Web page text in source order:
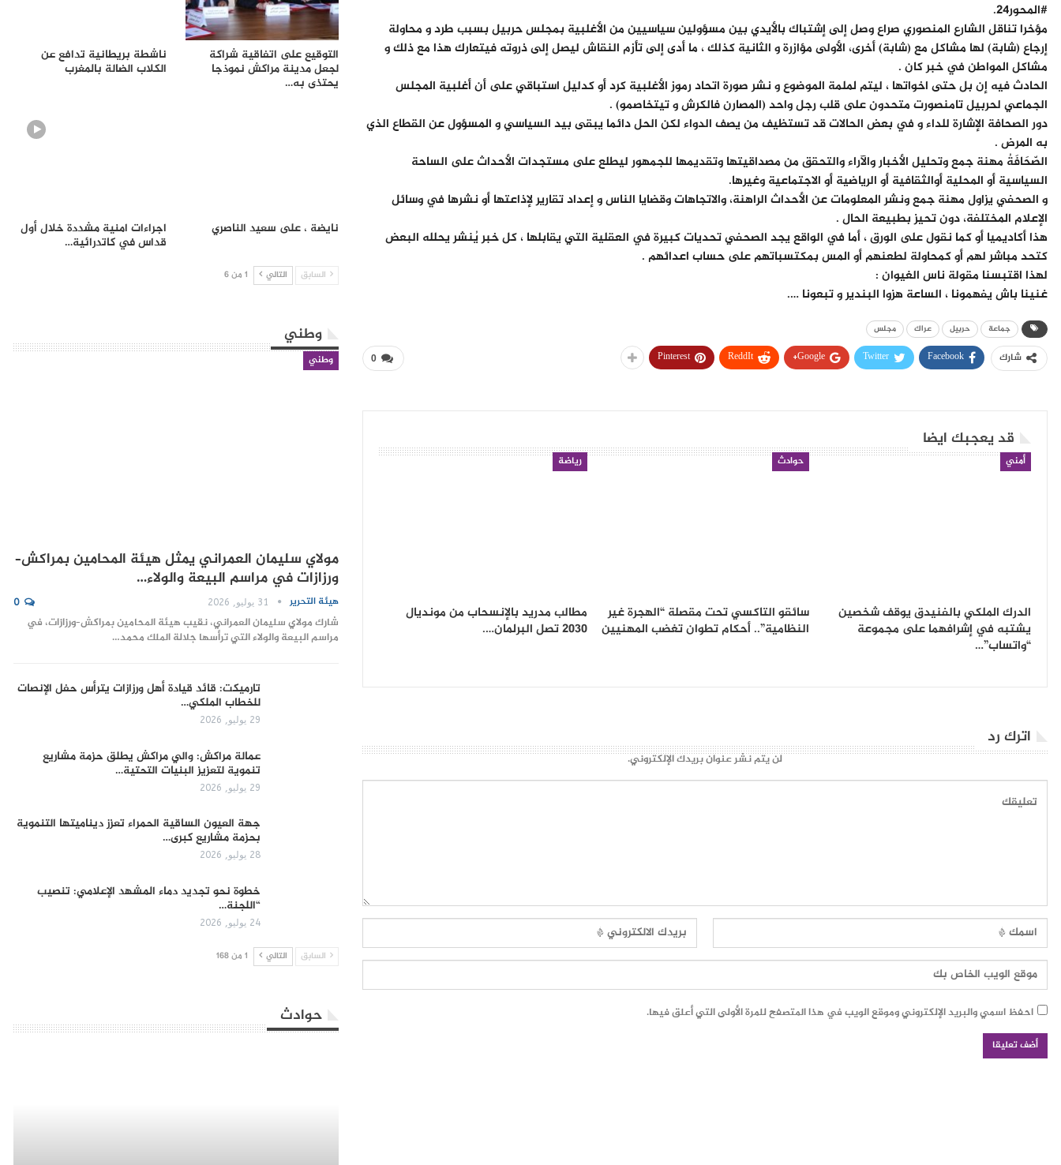
#المحور24.
مؤخرا تناقل الشارع المنصوري صراع وصل إلى إشتباك بالأيدي بين مسؤولين سياسيين من الأغلبية بمجلس حربيل بسبب طرد و محاولة
إرجاع (شابة) لها مشاكل مع (شابة) أخرى، الأولى مؤازرة و الثانية كذلك ، ما أدى إلى تأزم النقاش ليصل إلى ذروته فيتعارك هذا مع ذلك و
مشاكل المواطن في خبر كان .
الحادث فيه إن بل حتى اخواتها ، ليتم لملمة الموضوع و نشر صورة اتحاد رموز الأغلبية كرد أو كدليل استباقي على أن أغلبية المجلس
الجماعي لحربيل تامنصورت متحدون على قلب رجل واحد (المصارن فالكرش و تيتخاصمو) .
دور الصحافة الإشارة للداء و في بعض الحالات قد تستظيف من يصف الدواء لكن الحل دائما يبقى بيد السياسي و المسؤول عن القطاع الذي
به المرض .
الصّحَافَةُ مهنة جمع وتحليل الأخبار والآراء والتحقق من مصداقيتها وتقديمها للجمهور ليطلع على مستجدات الأحداث على الساحة
السياسية أو المحلية أوالثقافية أو الرياضية أو الاجتماعية وغيرها.
و الصحفي يزاول مهنة جمع ونشر المعلومات عن الأحداث الراهنة، والاتجاهات وقضايا الناس و إعداد تقارير لإذاعتها أو نشرها في وسائل
الإعلام المختلفة، دون تحيز بطبيعة الحال .
هذا أكاديميا أو كما نقول على الورق ، أما في الواقع يجد الصحفي تحديات كبيرة في العقلية التي يقابلها ، كل خبر يُنشر يحلله البعض
كتحد مباشر لهم أو كمحاولة لطعنهم أو المس بمكتسباتهم على حساب اعدائهم .
لهذا اقتبسنا مقولة ناس الغيوان :
غنينا باش يفهمونا ، الساعة هزوا البندير و تبعونا ….
جماعة حربيل عراك مجلس
0 شارك Facebook
Twitter
Google+
ReddIt
Pinterest
قد يعجبك ايضا
أمني
الدرك الملكي بالفنيدق يوقف شخصين
يشتبه في إشرافهما على مجموعة
“واتساب”…
حوادث
سائقو التاكسي تحت مقصلة “الهجرة غير
النظامية”.. أحكام تطوان تغضب المهنيين
رياضة
مطالب مدريد بالإنسحاب من مونديال
2030 تصل البرلمان….
اترك رد
لن يتم نشر عنوان بريدك الإلكتروني.
احفظ اسمي والبريد الإلكتروني وموقع الويب في هذا المتصفح للمرة الأولى التي أعلق فيها.
التوقيع على اتفاقية شراكة
لجعل مدينة مراكش نموذجا
يحتذى به…
ناشطة بريطانية تدافع عن
الكلاب الضالة بالمغرب
نايضة ، على سعيد الناصري اجراءات امنية مشددة خلال أول
قداس في كاتدرائية…
السابق التالي 1 من 6
وطني
وطني
مولاي سليمان العمراني يمثل هيئة المحامين بمراكش–
ورزازات في مراسم البيعة والولاء…
هيئة التحرير 31 يوليو, 2026 0
شارك مولاي سليمان العمراني، نقيب هيئة المحامين بمراكش–ورزازات، في
مراسم البيعة والولاء التي ترأسها جلالة الملك محمد…
تارميكت: قائد قيادة أهل ورزازات يترأس حفل الإنصات
للخطاب الملكي…
29 يوليو, 2026
عمالة مراكش: والي مراكش يطلق حزمة مشاريع
تنموية لتعزيز البنيات التحتية…
29 يوليو, 2026
جهة العيون الساقية الحمراء تعزز ديناميتها التنموية
بحزمة مشاريع كبرى…
28 يوليو, 2026
​خطوة نحو تجديد دماء المشهد الإعلامي: تنصيب
“اللجنة…
24 يوليو, 2026
السابق التالي 1 من 168
حوادث